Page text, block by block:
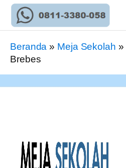
Beranda » Meja Sekolah »
Brebes